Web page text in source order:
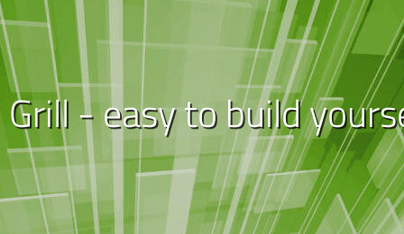
Grill - easy to build